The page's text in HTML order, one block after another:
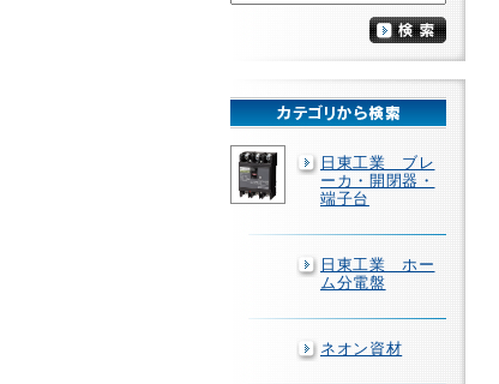
日東工業 ブレ
ーカ・開閉器・
端子台
日東工業 ホー
ム分電盤
ネオン資材